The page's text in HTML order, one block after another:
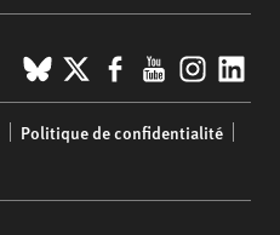
BlueSky
X Facebook
YouTube
Politique de confidentialité